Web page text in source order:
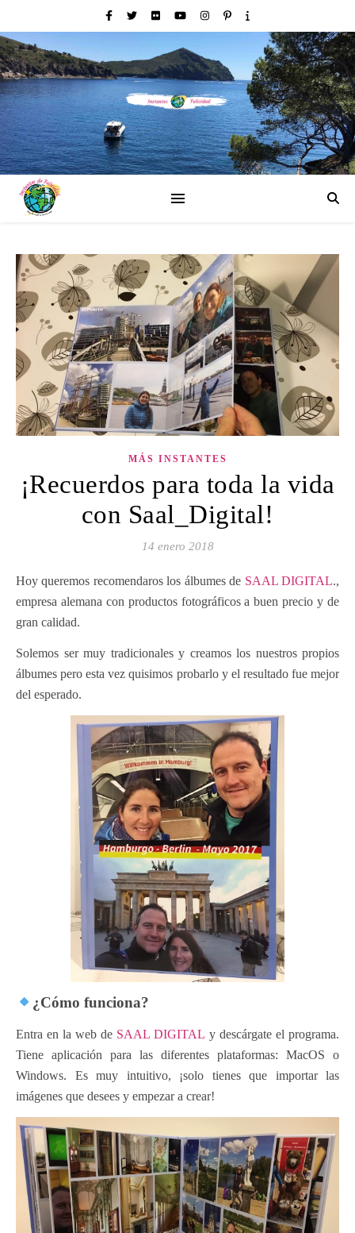
MÁS INSTANTES
¡Recuerdos para toda la vida
con Saal_Digital!
14 enero 2018
Hoy queremos recomendaros los álbumes de SAAL DIGITAL.,
empresa alemana con productos fotográficos a buen precio y de
gran calidad.
Solemos ser muy tradicionales y creamos los nuestros propios
álbumes pero esta vez quisimos probarlo y el resultado fue mejor
del esperado.
¿Cómo funciona?
Entra en la web de SAAL DIGITAL y descárgate el programa.
Tiene aplicación para las diferentes plataformas: MacOS o
Windows. Es muy intuitivo, ¡solo tienes que importar las
imágenes que desees y empezar a crear!